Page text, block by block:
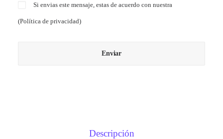
Si envias este mensaje, estas de acuerdo con nuestra
(Política de privacidad)
Descripción